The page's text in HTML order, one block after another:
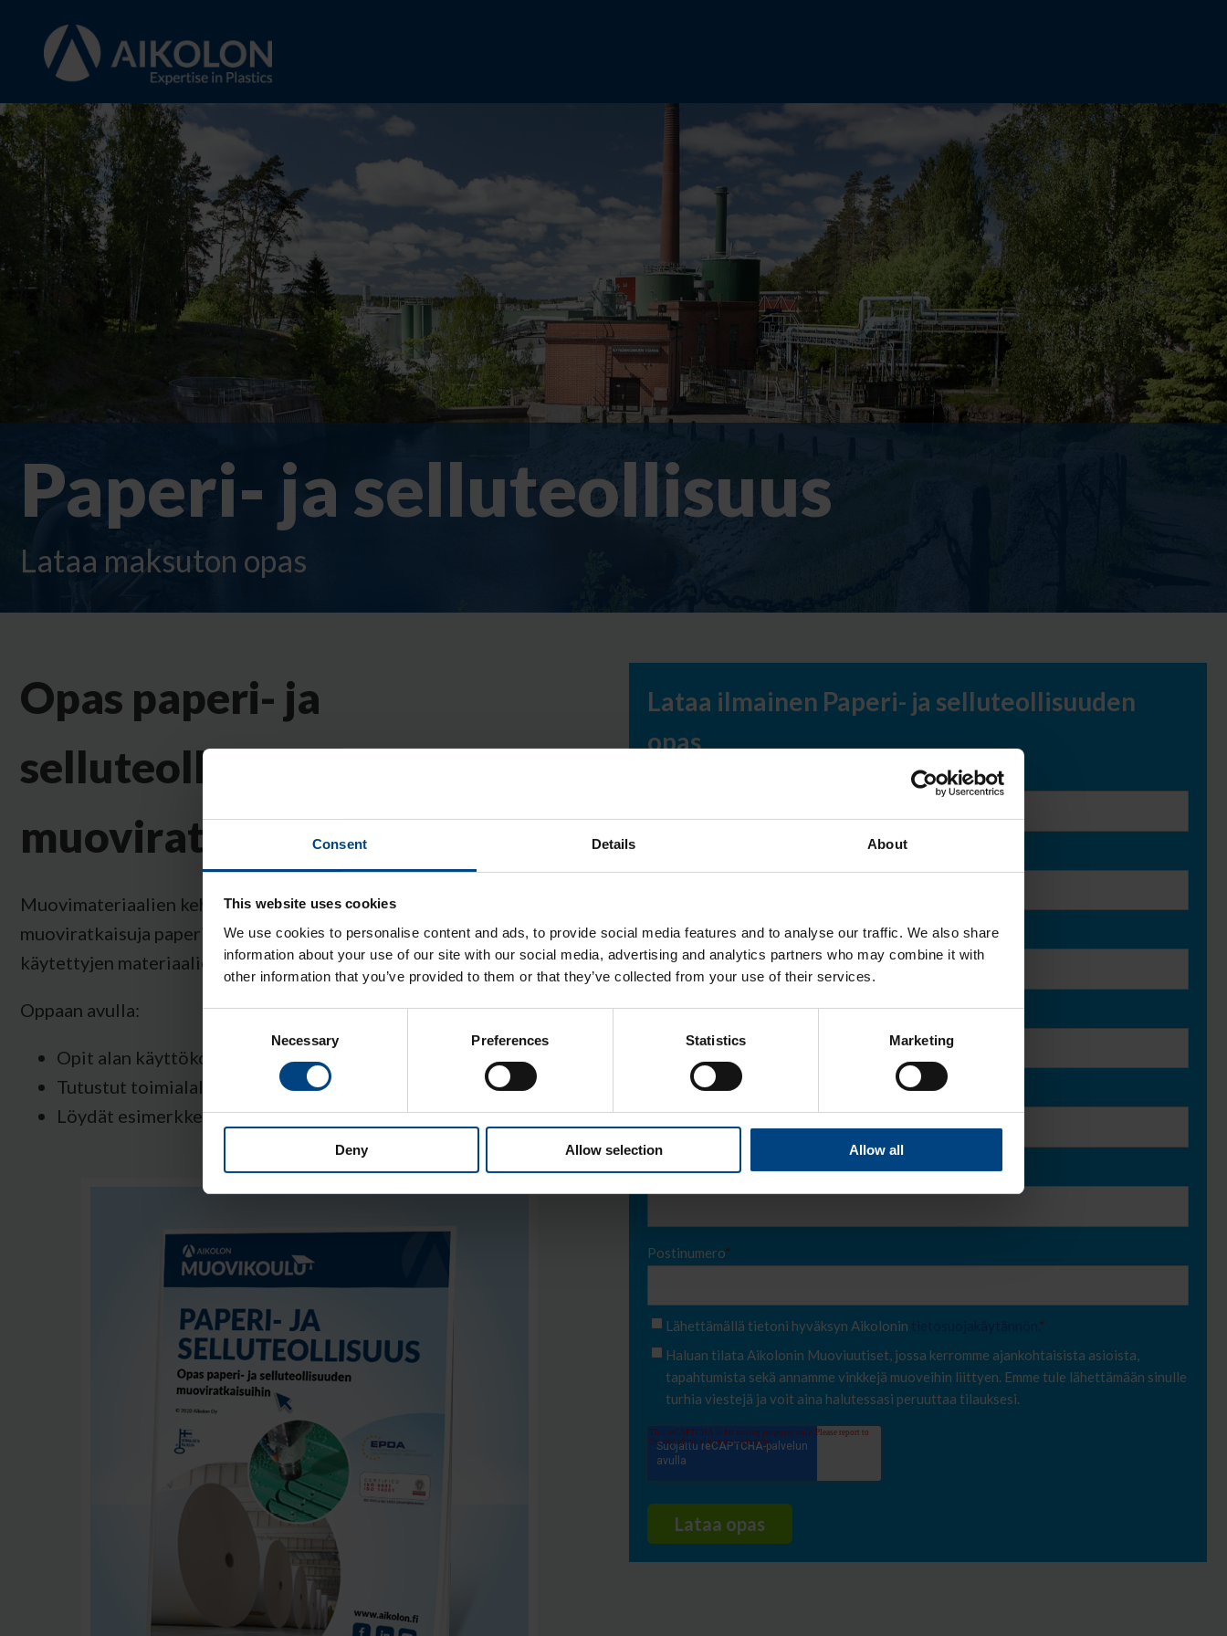
Consent Details About
This website uses cookies
We use cookies to personalise content and ads, to provide social media features and to analyse our traffic. We also share
information about your use of our site with our social media, advertising and analytics partners who may combine it with
other information that you’ve provided to them or that they’ve collected from your use of their services.
Necessary Preferences Statistics Marketing
Deny Allow selection Allow all
Paperi- ja selluteollisuus
Lataa maksuton opas
Opas paperi- ja
selluteollisuuden
muoviratkaisuihin
Muovimateriaalien kehittyminen on mahdollistanut uusia
muoviratkaisuja paperi- ja selluteollisuudessa perinteisesti
käytettyjen materiaalien rinnalle.
Oppaan avulla:
Opit alan käyttökohteisiin soveltuvista muoviratkaisuista.
Tutustut toimialalle sopiviin muovimateriaaleihin.
Löydät esimerkkejä yleisimmistä muovien sovelluskohteista.
Lataa ilmainen Paperi- ja selluteollisuuden
opas
Yrityksen nimi*
Puhelinnumero
Postinumero*
Lähettämällä tietoni hyväksyn Aikolonin
*
Haluan tilata Aikolonin Muoviuutiset, jossa kerromme ajankohtaisista asioista,
tapahtumista sekä annamme vinkkejä muoveihin liittyen. Emme tule lähettämään sinulle
turhia viestejä ja voit aina halutessasi peruuttaa tilauksesi.